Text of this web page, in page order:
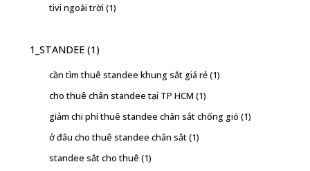
tivi ngoài trời (1)
1_STANDEE (1)
cần tìm thuê standee khung sắt giá rẻ(1)
cho thuê chân standee tại TP HCM (1)
giảm chi phí thuê standee chân sắt chống gió (1)
ở đâu cho thuê standee chân sắt(1)
standee sắt cho thuê (1)